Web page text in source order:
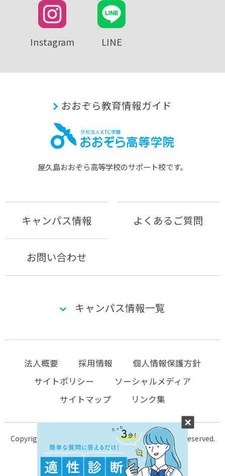
Instagram LINE
おおぞら教育情報ガイド
屋久島おおぞら⾼等学校のサポート校です。
キャンパス情報 よくあるご質問
お問い合わせ
キャンパス情報一覧
法人概要 採用情報
個人情報保護方針
サイトポリシー
ソーシャルメディア
サイトマップ
リンク集
Copyright © 2004-2026 KTC-school.com All Rights Reserved.